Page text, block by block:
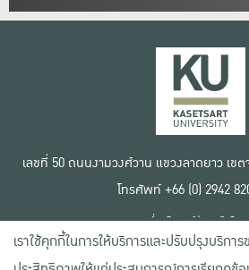
เลขที่ 50 ถนนงามวงศ์วาน แขวงลาดยาว เข
โทรศัพท์ +66 (0) 2942
เงื่อนไขการใช้งานเว็บไซต์
ข้อตกลงด้านสิทธิ์ใช้งาน
นโยบายความเป็นส่วนตัว
เราใช้คุกกี้ในการให้บริการและปรับปรุงบริกา